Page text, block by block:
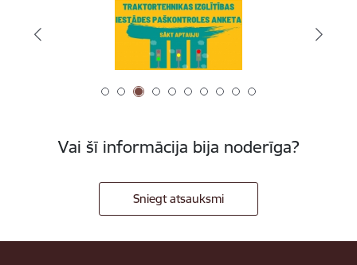
Vai šī informācija bija noderīga?
Sniegt atsauksmi